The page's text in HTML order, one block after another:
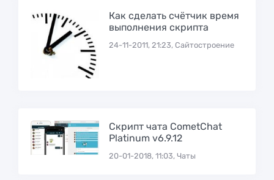
Как сделать счётчик время
выполнения скрипта
24-11-2011, 21:23, Сайтостроение
Скрипт чата CometChat
Platinum v6.9.12
20-01-2018, 11:03, Чаты